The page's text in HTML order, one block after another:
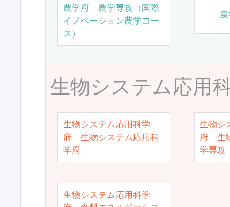
農学府 農学専攻（国際
イノベーション農学コー
ス）
生物システム応用
生物システム応用科学
府 生物システム応用科
学府
生物シ
府 生
学専攻
生物システム応用科学